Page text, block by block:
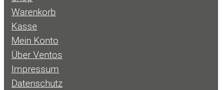
Warenkorb
Kasse
Mein Konto
Über Ventos
Impressum
Datenschutz